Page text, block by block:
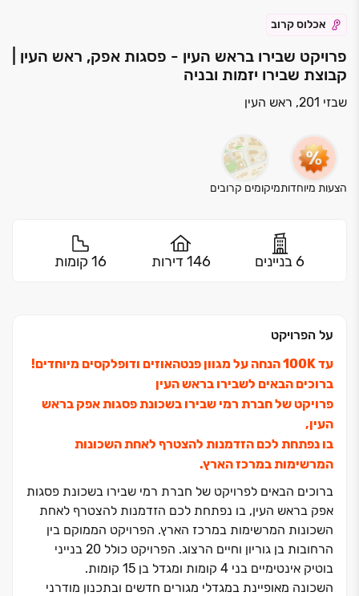
אכלוס קרוב
פרויקט שבירו בראש העין - פסגות אפק, ראש העין |
קבוצת שבירו יזמות ובניה
שבזי 201, ראש העין
הצעות מיוחדותמיקומים קרובים
6 בניינים 146 דירות 16 קומות
על הפרויקט
עד ‏100K הנחה על מגוון פנטהאוזים ודופלקסים מיוחדים!
ברוכים הבאים לשבירו בראש העין
פרויקט של חברת רמי שבירו בשכונת פסגות אפק בראש
העין,
בו נפתחת לכם הזדמנות להצטרף לאחת השכונות
המרשימות במרכז הארץ.
ברוכים הבאים לפרויקט של חברת רמי שבירו בשכונת פסגות
אפק בראש העין, בו נפתחת לכם הזדמנות להצטרף לאחת
השכונות המרשימות במרכז הארץ. הפרויקט הממוקם בין
הרחובות בן גוריון וחיים הרצוג. הפרויקט כולל ‏20 בנייני
בוטיק אינטימיים בני ‏4 קומות ומגדל בן ‏15 קומות.
השכונה מאופיינת במגדלי מגורים חדשים ובתכנון מודרני